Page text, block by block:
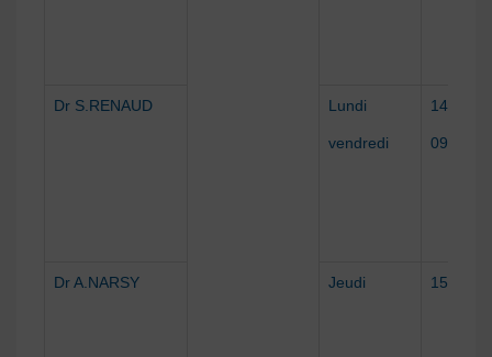
Dr S.RENAUD Lundi
vendredi
14h-17h
09h-17h
Dr A.NARSY Jeudi 15-17h